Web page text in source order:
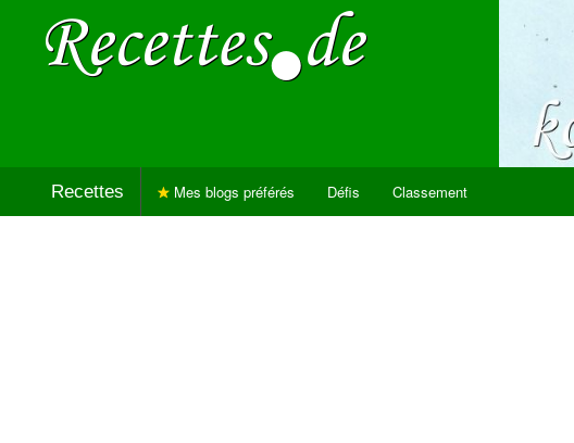
Recettes Mes blogs préférés Défis Classement